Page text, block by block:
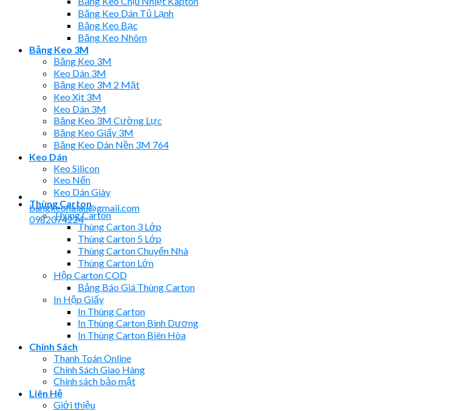
bangkeohaiau@gmail.com
0982074224
Băng Keo Dán Tủ Lạnh
Băng Keo Bạc
Băng Keo Nhôm
Băng Keo 3M
Băng Keo 3M
Keo Dán 3M
Băng Keo 3M 2 Mặt
Keo Xịt 3M
Keo Dán 3M
Băng Keo 3M Cường Lực
Băng Keo Giấy 3M
Băng Keo Dán Nền 3M 764
Keo Dán
Keo Silicon
Keo Nến
Keo Dán Giày
Thùng Carton
Thùng Carton
Thùng Carton 3 Lớp
Thùng Carton 5 Lớp
Thùng Carton Chuyển Nhà
Thùng Carton Lớn
Hộp Carton COD
Bảng Báo Giá Thùng Carton
In Hộp Giấy
In Thùng Carton
In Thùng Carton Bình Dương
In Thùng Carton Biên Hòa
Chính Sách
Thanh Toán Online
Chính Sách Giao Hàng
Chính sách bảo mật
Liên Hệ
Giới thiệu